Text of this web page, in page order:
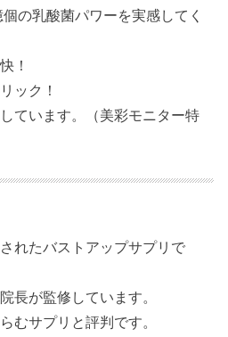
の乳酸菌パワーを実感してく
！
ック！
ています。（美彩モニター特
れたバストアップサプリで
長が監修しています。
むサプリと評判です。